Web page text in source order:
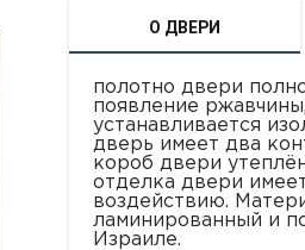
О ДВЕРИ
полотно двери
появление
устанавливается
дверь имеет два
короб двери
отделка двери
воздействию.
ламинированный и
Израиле.